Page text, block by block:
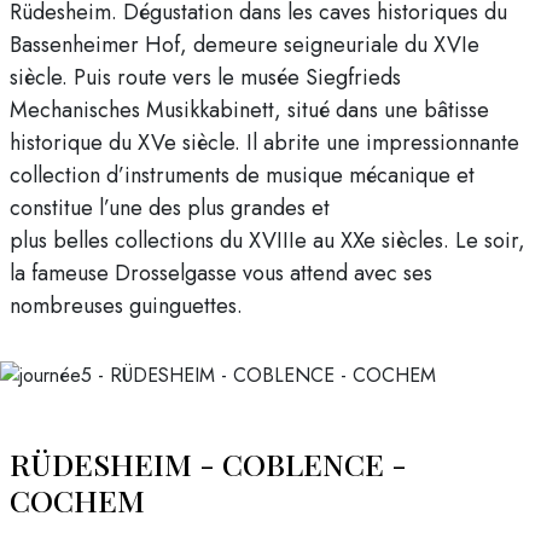
Rüdesheim. Dégustation dans les caves historiques du
Bassenheimer Hof, demeure seigneuriale du XVIe
siècle. Puis route vers le musée Siegfrieds
Mechanisches Musikkabinett, situé dans une bâtisse
historique du XVe siècle. Il abrite une impressionnante
collection d’instruments de musique mécanique et
constitue l’une des plus grandes et
plus belles collections du XVIIIe au XXe siècles. Le soir,
la fameuse Drosselgasse vous attend avec ses
nombreuses guinguettes.
RÜDESHEIM - COBLENCE -
COCHEM